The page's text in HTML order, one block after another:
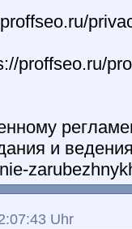
proffseo.ru/
и
Uhr